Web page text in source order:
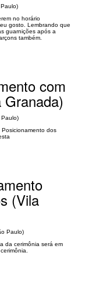
no horário
gosto. Lembrando que
guarnições após a
também.
com
dos
(Vila
Paulo)
da cerimônia será em